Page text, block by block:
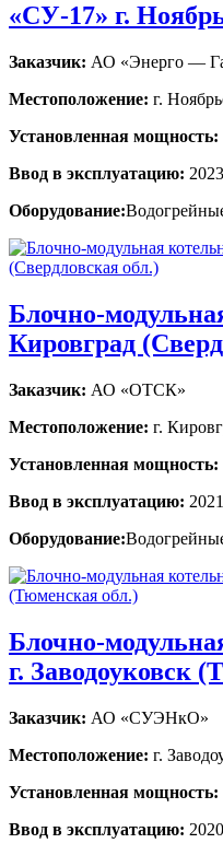
«СУ-17» г.
Заказчик: АО «Энерго —
Местоположение: г.
Установленная мощность:
Ввод в эксплуатацию:
Оборудование:
Блочно-
Кировград
Заказчик: АО «ОТСК»
Местоположение: г.
Установленная мощность:
Ввод в эксплуатацию:
Оборудование:
Блочно-
г. Заводоуковск
Заказчик: АО «СУЭНкО»
Местоположение: г.
Установленная мощность:
Ввод в эксплуатацию: